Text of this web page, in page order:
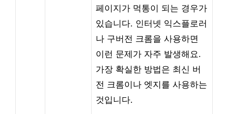
페이지가 먹통이 되는 경우가
있습니다. 인터넷 익스플로러
나 구버전 크롬을 사용하면
이런 문제가 자주 발생해요.
가장 확실한 방법은 최신 버
전 크롬이나 엣지를 사용하는
것입니다.